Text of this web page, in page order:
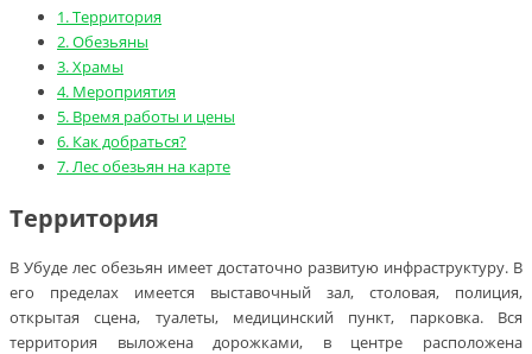
1.Территория
2.Обезьяны
3.Храмы
4. Мероприятия
5. Время работы и цены
6. Как добраться?
7.Лес обезьян на карте
Территория
В Убуде лес обезьян имеет достаточно развитую инфраструктуру. В
его пределах имеется выставочный зал, столовая, полиция,
открытая сцена, туалеты, медицинский пункт, парковка. Вся
территория выложена дорожками, в центре расположена